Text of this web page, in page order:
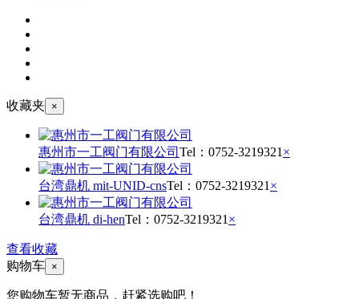
收藏夹 ×
惠州市一工阀门有限公司 Tel： 0752-3219321 ×
台湾鼎机 mit-UNID-cnsTel： 0752-3219321 ×
台湾鼎机 di-henTel： 0752-3219321 ×
查看收藏
购物车 ×
您购物车暂无商品，赶紧选购吧！